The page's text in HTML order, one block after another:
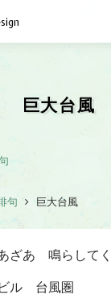
巨大台風
句 巨大台風
ざあ 鳴らしてく
ル 台風圏